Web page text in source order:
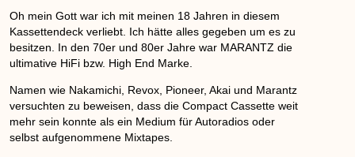
Oh mein Gott war ich mit meinen 18 Jahren in diesem
Kassettendeck verliebt. Ich hätte alles gegeben um es zu
besitzen. In den 70er und 80er Jahre war MARANTZ die
ultimative HiFi bzw. High End Marke.
Namen wie Nakamichi, Revox, Pioneer, Akai und Marantz
versuchten zu beweisen, dass die Compact Cassette weit
mehr sein konnte als ein Medium für Autoradios oder
selbst aufgenommene Mixtapes.